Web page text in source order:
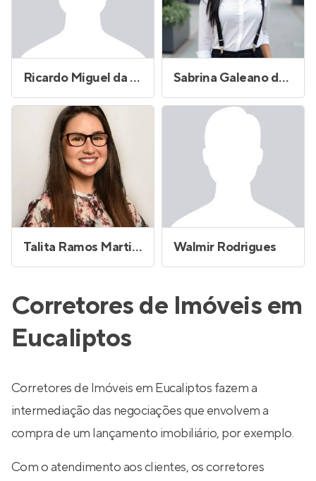
Ricardo Miguel da Costa Sabrina Galeano de Oliveira
Talita Ramos Martins Maximiano Walmir Rodrigues
Corretores de Imóveis em
Eucaliptos
Corretores de Imóveis em Eucaliptos fazem a
intermediação das negociações que envolvem a
compra de um lançamento imobiliário, por exemplo.
Com o atendimento aos clientes, os corretores